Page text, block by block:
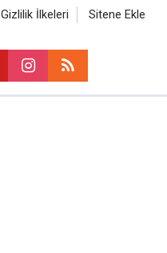
Gizlilik İlkeleri Sitene Ekle